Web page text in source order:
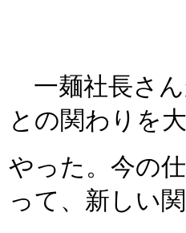
一麺社長さん
との関わりを
やった。今の
って、新しい